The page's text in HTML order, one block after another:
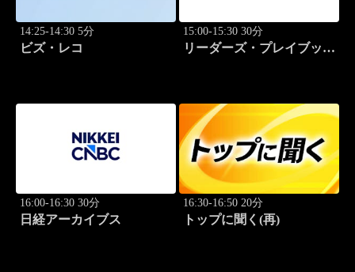
14:25-14:30 5分
ビズ・レコ
15:00-15:30 30分
リーダーズ・プレイブック
16:00-16:30 30分
日経アーカイブス
16:30-16:50 20分
トップに聞く(再)